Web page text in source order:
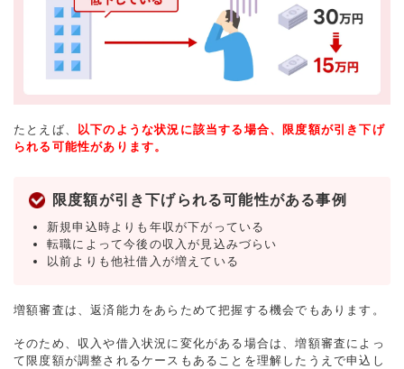
たとえば、
以下のような状況に該当する場合、限度額が引き下げ
られる可能性があります。
限度額が引き下げられる可能性がある事例
新規申込時よりも年収が下がっている
転職によって今後の収入が見込みづらい
以前よりも他社借入が増えている
増額審査は、返済能力をあらためて把握する機会でもあります。
そのため、収入や借入状況に変化がある場合は、増額審査によっ
て限度額が調整されるケースもあることを理解したうえで申込し